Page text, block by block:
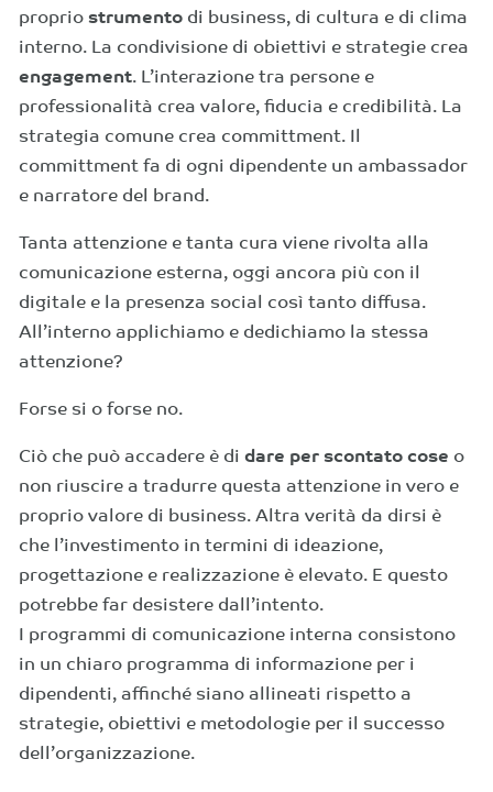
propriostrumento di business, di cultura e di clima
interno. La condivisione di obiettivi e strategie crea
engagement. L’interazione tra persone e
professionalità crea valore, fiducia e credibilità. La
strategia comune crea committment. Il
committment fa di ogni dipendente un ambassador
e narratore del brand.
Tanta attenzione e tanta cura viene rivolta alla
comunicazione esterna, oggi ancora più con il
digitale e la presenza social così tanto diffusa.
All’interno applichiamo e dedichiamo la stessa
attenzione?
Forse si o forse no.
Ciò che può accadere è didare per scontato cose o
non riuscire a tradurre questa attenzione in vero e
proprio valore di business. Altra verità da dirsi è
che l’investimento in termini di ideazione,
progettazione e realizzazione è elevato. E questo
potrebbe far desistere dall’intento.
I programmi di comunicazione interna consistono
in un chiaro programma di informazione per i
dipendenti, affinché siano allineati rispetto a
strategie, obiettivi e metodologie per il successo
dell’organizzazione.